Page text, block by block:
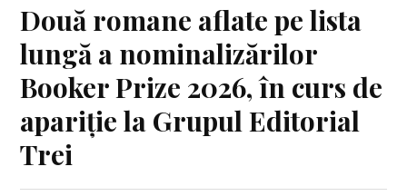
Două romane aflate pe lista
lungă a nominalizărilor
Booker Prize 2026, în curs de
apariție la Grupul Editorial
Trei